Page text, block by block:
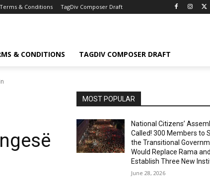
Terms & Conditions TagDiv Composer Draft
& CONDITIONS TAGDIV COMPOSER DRAFT
MOST POPULAR
National Citizens’
Called! 300 Members to
the Transitional
Would Replace Rama and
Establish Three New
June 28, 2026